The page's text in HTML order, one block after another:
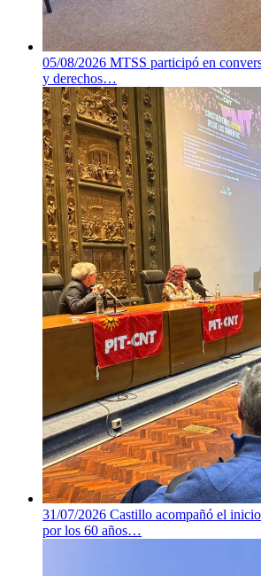
05/08/2026 MTSS participó en
y derechos…
31/07/2026 Castillo acompañó el
por los 60 años…